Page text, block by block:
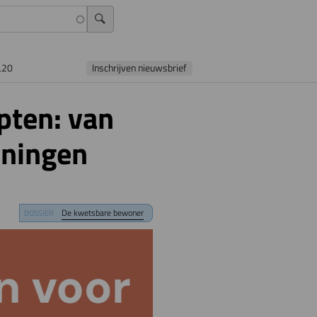
Inschrijven nieuwsbrief
van
DOSSIER De kwetsbare bewoner